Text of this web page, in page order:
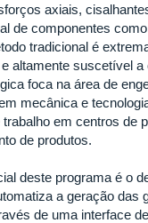
axiais,
de componentes
tradicional é
altamente suscetível a
foca na área de
mecânica e
em centros de
de produtos.
deste programa é o
a geração das
de uma interface